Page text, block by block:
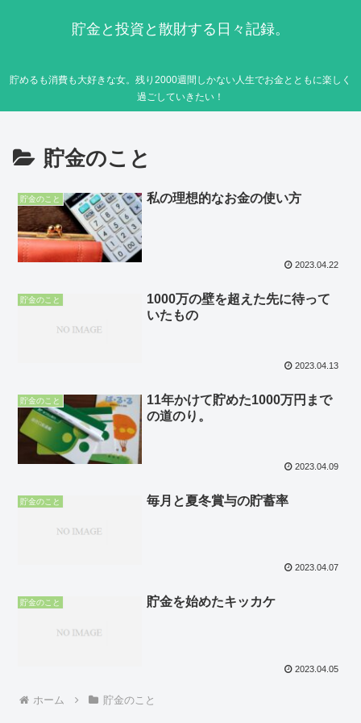
貯金と投資と散財する日々記録。
貯めるも消費も大好きな女。残り2000週間しかない人生でお金とともに楽しく
過ごしていきたい！
貯金のこと
貯金のこと 私の理想的なお金の使い方
2023.04.22
貯金のこと
1000万の壁を超えた先に待って
いたもの
2023.04.13
貯金のこと
11年かけて貯めた1000万円まで
の道のり。
2023.04.09
貯金のこと 毎月と夏冬賞与の貯蓄率
2023.04.07
貯金のこと 貯金を始めたキッカケ
2023.04.05
ホーム 貯金のこと